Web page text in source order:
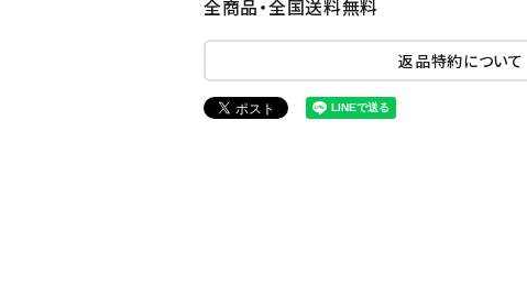
全商品・全国送料無料
返品特約について